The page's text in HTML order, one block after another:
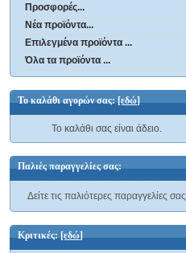
Προσφορές...
Νέα προϊόντα...
Επιλεγμένα προϊόντα ...
Όλα τα προϊόντα ...
Το καλάθι αγορών σας:[εδώ]
Το καλάθι σας είναι άδειο.
Παλιές παραγγελίες σας:
Δείτε τις παλιότερες παραγγελίες σας
Κριτικές:[εδώ]